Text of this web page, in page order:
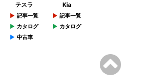
テスラ
記事一覧
カタログ
中古車
Kia
記事一覧
カタログ